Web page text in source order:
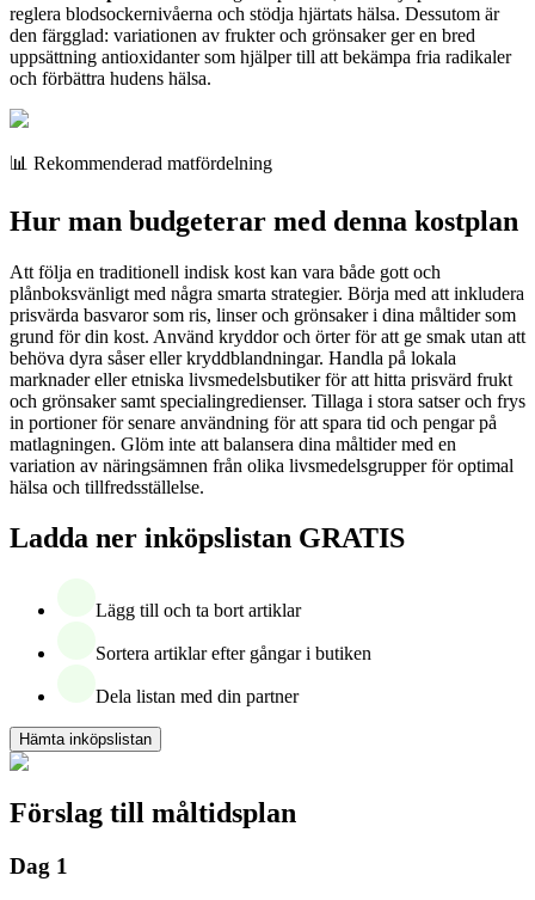
reglera blodsockernivåerna och stödja hjärtats hälsa. Dessutom är
den färgglad: variationen av frukter och grönsaker ger en bred
uppsättning antioxidanter som hjälper till att bekämpa fria radikaler
och förbättra hudens hälsa.
📊 Rekommenderad matfördelning
Hur man budgeterar med denna kostplan
Att följa en traditionell indisk kost kan vara både gott och
plånboksvänligt med några smarta strategier. Börja med att inkludera
prisvärda basvaror som ris, linser och grönsaker i dina måltider som
grund för din kost. Använd kryddor och örter för att ge smak utan att
behöva dyra såser eller kryddblandningar. Handla på lokala
marknader eller etniska livsmedelsbutiker för att hitta prisvärd frukt
och grönsaker samt specialingredienser. Tillaga i stora satser och frys
in portioner för senare användning för att spara tid och pengar på
matlagningen. Glöm inte att balansera dina måltider med en
variation av näringsämnen från olika livsmedelsgrupper för optimal
hälsa och tillfredsställelse.
Ladda ner inköpslistan GRATIS
Lägg till och ta bort artiklar
Sortera artiklar efter gångar i butiken
Dela listan med din partner
Hämta inköpslistan
Förslag till måltidsplan
Dag 1